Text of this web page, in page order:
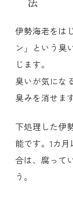
伊勢海老をは
ン」という臭
じます。
臭いが気にな
臭みを消せま
下処理した伊
能です。1カ
合は、腐って
う。